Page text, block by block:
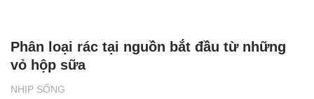
NHỊP SỐNG
Phân loại rác tại nguồn bắt đầu từ những
vỏ hộp sữa